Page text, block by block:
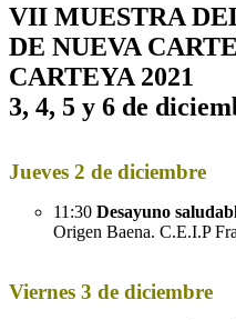
VII MUESTRA
DE NUEVA
CARTEYA 2021
3, 4, 5 y 6 de
Jueves 2 de diciembre
11:30 Desayuno
Origen Baena. C.E.I.P
Viernes 3 de diciembre